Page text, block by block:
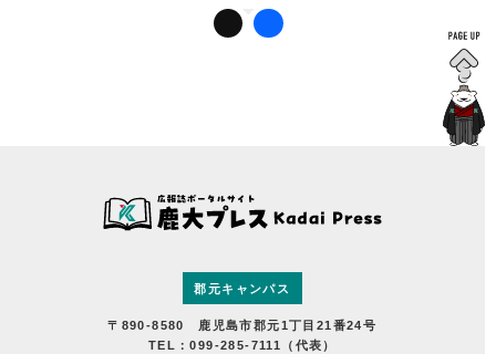
郡元キャンパス
〒890-8580 鹿児島市郡元1丁目21番24号
TEL：099-285-7111（代表）